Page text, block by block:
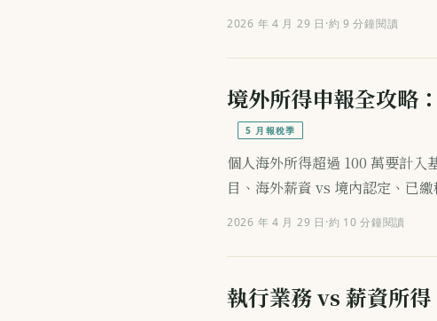
2026 年 4 月 29 日 ·約 9 分鐘閱讀
境外所得申報全攻略
5 月報稅季
個人海外所得超過 100 萬要計入
目、海外薪資 vs 境內認定、已
2026 年 4 月 29 日 ·約 10 分鐘閱讀
執行業務 vs 薪資所